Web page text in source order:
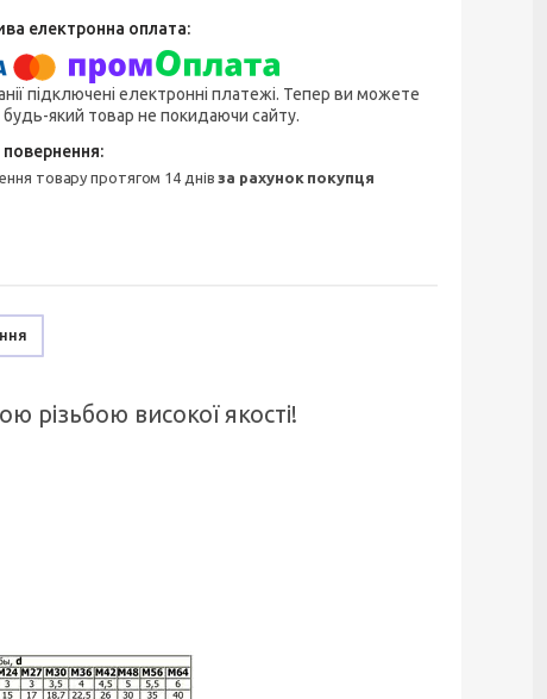
підключені електронні платежі. Тепер ви можете
будь-який товар не покидаючи сайту.
товару протягом 14 днівза рахунок покупця
різьбою високої якості!